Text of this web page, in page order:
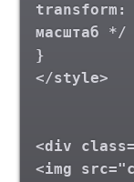
transform:
масштаб */
}
</style>
<div
<img